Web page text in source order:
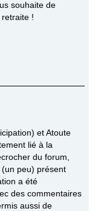
souhaite de
!
et Atoute
lié à la
du forum,
(un peu) présent
a été
des commentaires
aussi de